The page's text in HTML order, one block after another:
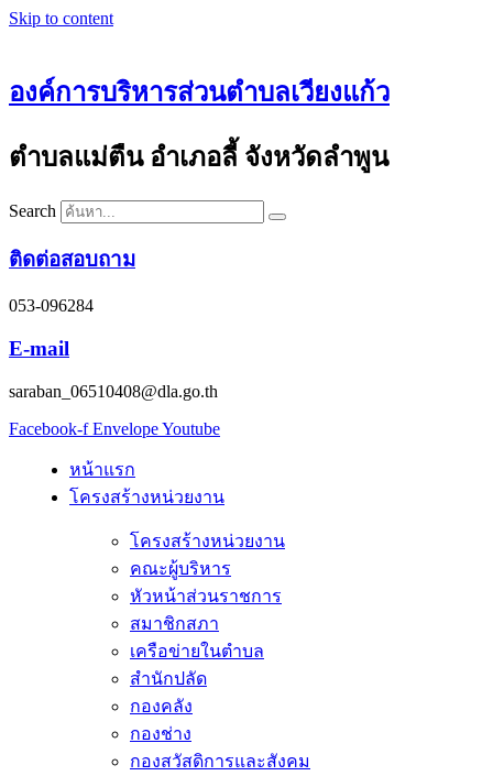
Skip to content
องค์การบริหารส่วนตำบลเวียงแก้ว
ตำบลแม่ตืน อำเภอลี้ จังหวัดลำพูน
Search
ติดต่อสอบถาม
053-096284
E-mail
saraban_06510408@dla.go.th
Facebook-f EnvelopeYoutube
หน้าแรก
โครงสร้างหน่วยงาน
โครงสร้างหน่วยงาน
คณะผู้บริหาร
หัวหน้าส่วนราชการ
สมาชิกสภา
เครือข่ายในตำบล
สำนักปลัด
กองคลัง
กองช่าง
กองสวัสดิการและสังคม